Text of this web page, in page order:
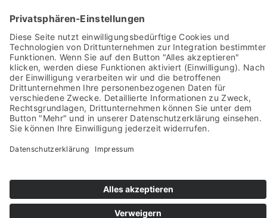
Pictures from:www.freepik.com